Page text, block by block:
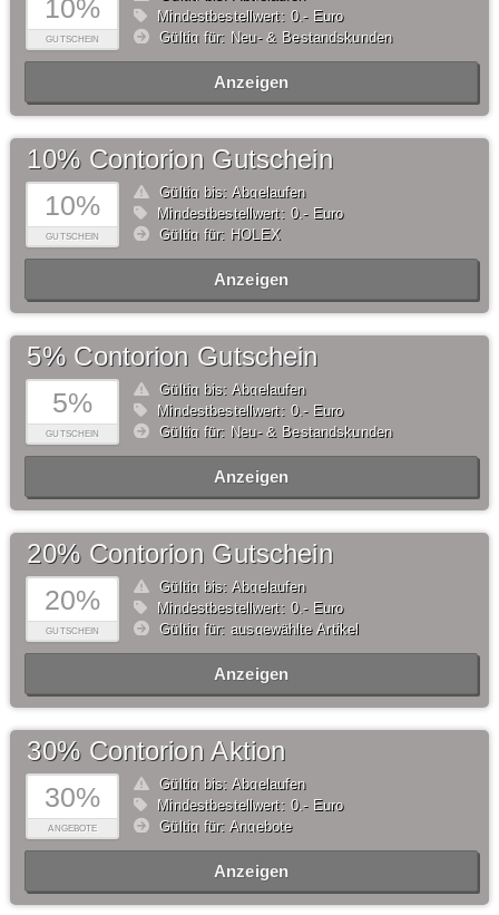
10%
GUTSCHEIN
Mindestbestellwert: 0,- Euro
Gültig für: Neu- & Bestandskunden
Anzeigen
10%
GUTSCHEIN
10% Contorion Gutschein
Gültig bis: Abgelaufen
Mindestbestellwert: 0,- Euro
Gültig für: HOLEX
Anzeigen
5%
GUTSCHEIN
5% Contorion Gutschein
Gültig bis: Abgelaufen
Mindestbestellwert: 0,- Euro
Gültig für: Neu- & Bestandskunden
Anzeigen
20%
GUTSCHEIN
20% Contorion Gutschein
Gültig bis: Abgelaufen
Mindestbestellwert: 0,- Euro
Gültig für: ausgewählte Artikel
Anzeigen
30%
ANGEBOTE
30% Contorion Aktion
Gültig bis: Abgelaufen
Mindestbestellwert: 0,- Euro
Gültig für: Angebote
Anzeigen